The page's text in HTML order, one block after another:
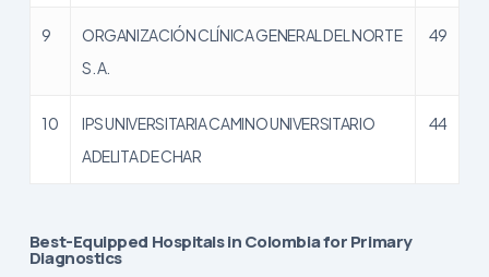
9
ORGANIZACIÓN CLÍNICA GENERAL DEL NORTE
S. A.
49
10
IPS UNIVERSITARIA CAMINO UNIVERSITARIO
ADELITA DE CHAR
44
Best-Equipped Hospitals in Colombia for Primary
Diagnostics